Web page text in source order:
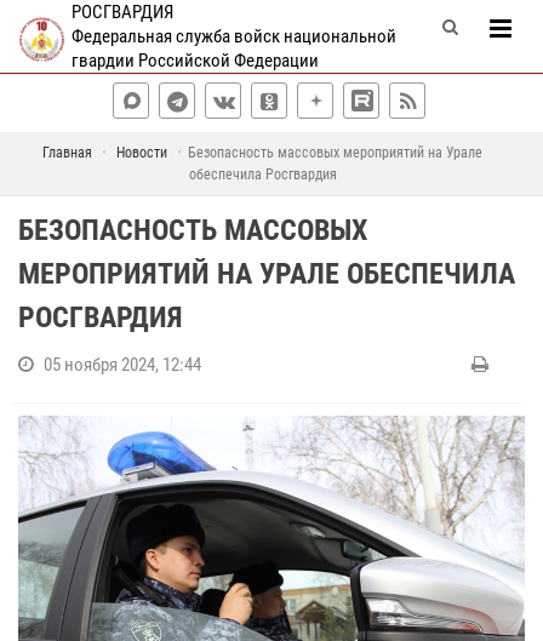
РОСГВАРДИЯ
Федеральная служба войск национальной
гвардии Российской Федерации
Главная Новости
Безопасность массовых мероприятий на Урале
обеспечила Росгвардия
БЕЗОПАСНОСТЬ МАССОВЫХ
МЕРОПРИЯТИЙ НА УРАЛЕ ОБЕСПЕЧИЛА
РОСГВАРДИЯ
05 ноября 2024, 12:44